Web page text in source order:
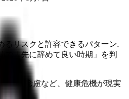
るリスクと許容できるパターン.
で「先に辞めて良い時期」を判
自殺念慮など、健康危機が現実